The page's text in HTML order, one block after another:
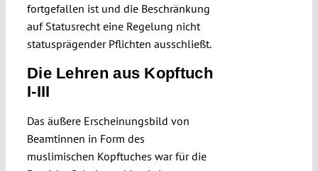
fortgefallen ist und die Beschränkung
auf Statusrecht eine Regelung nicht
statusprägender Pflichten ausschließt.
Die Lehren aus Kopftuch
I-III
Das äußere Erscheinungsbild von
Beamtinnen in Form des
muslimischen Kopftuches war für die